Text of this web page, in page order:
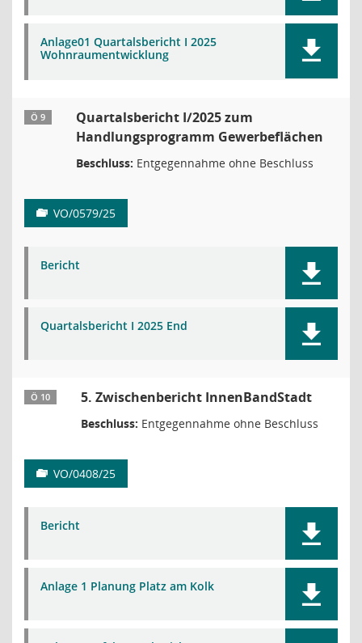
Anlage01 Quartalsbericht I 2025
Wohnraumentwicklung
Ö 9
Quartalsbericht I/2025 zum
Handlungsprogramm Gewerbeflächen
Beschluss: Entgegennahme ohne Beschluss
VO/0579/25
Bericht
Quartalsbericht I 2025 End
Ö 10 5. Zwischenbericht InnenBandStadt
Beschluss: Entgegennahme ohne Beschluss
VO/0408/25
Bericht
Anlage 1 Planung Platz am Kolk